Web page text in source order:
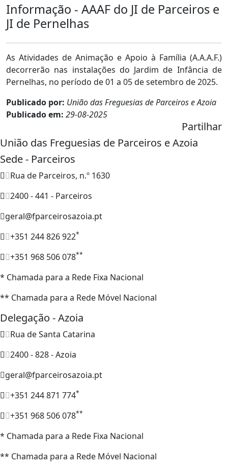
Informação - AAAF do JI de Parceiros e
JI de Pernelhas
As Atividades de Animação e Apoio à Família (A.A.A.F.)
decorrerão nas instalações do Jardim de Infância de
Pernelhas, no período de 01 a 05 de setembro de 2025.
Publicado por: União das Freguesias de Parceiros e Azoia
Publicado em: 29-08-2025
Partilhar
União das Freguesias de Parceiros e Azoia
Sede - Parceiros
Rua de Parceiros, n.º 1630
2400 - 441 - Parceiros
geral@fparceirosazoia.pt
+351 244 826 922*
+351 968 506 078**
* Chamada para a Rede Fixa Nacional
** Chamada para a Rede Móvel Nacional
Delegação - Azoia
Rua de Santa Catarina
2400 - 828 - Azoia
geral@fparceirosazoia.pt
+351 244 871 774*
+351 968 506 078**
* Chamada para a Rede Fixa Nacional
** Chamada para a Rede Móvel Nacional